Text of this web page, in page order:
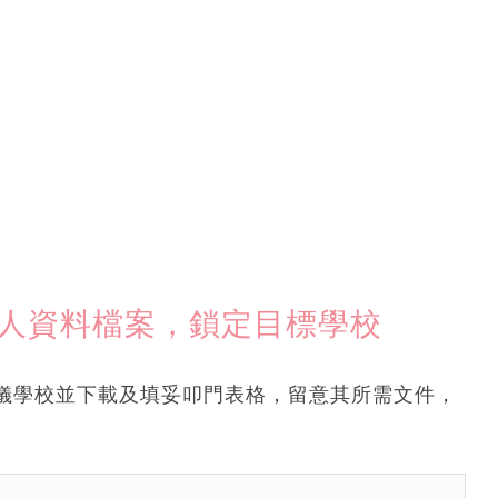
資料檔案，鎖定目標學校
校並下載及填妥叩門表格，留意其所需文件，